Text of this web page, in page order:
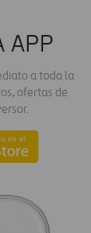
APP
a toda la
ofertas de